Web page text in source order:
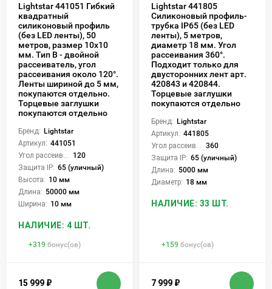
Lightstar 441051 Гибкий
квадратный
силиконовый профиль
(без LED ленты), 50
метров, размер 10х10
мм. Тип В - двойной
рассеиватель, угол
рассеивания около 120°.
Ленты шириной до 5 мм,
покупаются отдельно.
Торцевые заглушки
покупаются отдельно
Бренд: Lightstar
Артикул: 441051
120
Защита IP: 65 (уличный)
Высота: 10 мм
Длина: 50000 мм
Ширина: 10 мм
НАЛИЧИЕ: 4 ШТ.
+319 бонус(ов)
15 999 ₽
Lightstar 441805
Силиконовый профиль-
трубка IP65 (без LED
ленты), 5 метров,
диаметр 18 мм. Угол
рассеивания 360°.
Подходит только для
двусторонних лент арт.
420843 и 420844.
Торцевые заглушки
покупаются отдельно
Бренд: Lightstar
Артикул: 441805
360
Защита IP: 65 (уличный)
Длина: 5000 мм
Диаметр: 18 мм
НАЛИЧИЕ: 33 ШТ.
+159 бонус(ов)
7 999 ₽